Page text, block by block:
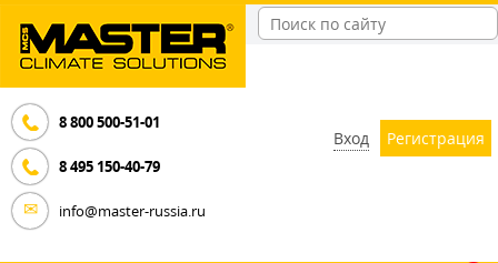
8 800 500-51-01
8 495 150-40-79
info@master-russia.ru
Вход Регистрация